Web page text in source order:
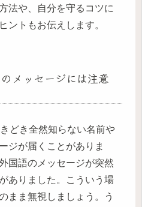
法や、自分を守るコツに
ントもお伝えします。
メッセージには注意
どき全然知らない名前や
ジが届くことがありま
国語のメッセージが突然
ありました。こういう場
まま無視しましょう。う